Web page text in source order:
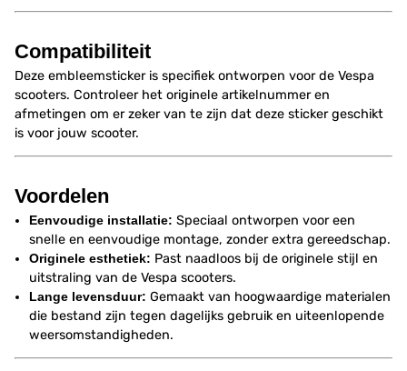
Compatibiliteit
Deze embleemsticker is specifiek ontworpen voor de Vespa
scooters. Controleer het originele artikelnummer en
afmetingen om er zeker van te zijn dat deze sticker geschikt
is voor jouw scooter.
Voordelen
Eenvoudige installatie: Speciaal ontworpen voor een
snelle en eenvoudige montage, zonder extra gereedschap.
Originele esthetiek: Past naadloos bij de originele stijl en
uitstraling van de Vespa scooters.
Lange levensduur: Gemaakt van hoogwaardige materialen
die bestand zijn tegen dagelijks gebruik en uiteenlopende
weersomstandigheden.